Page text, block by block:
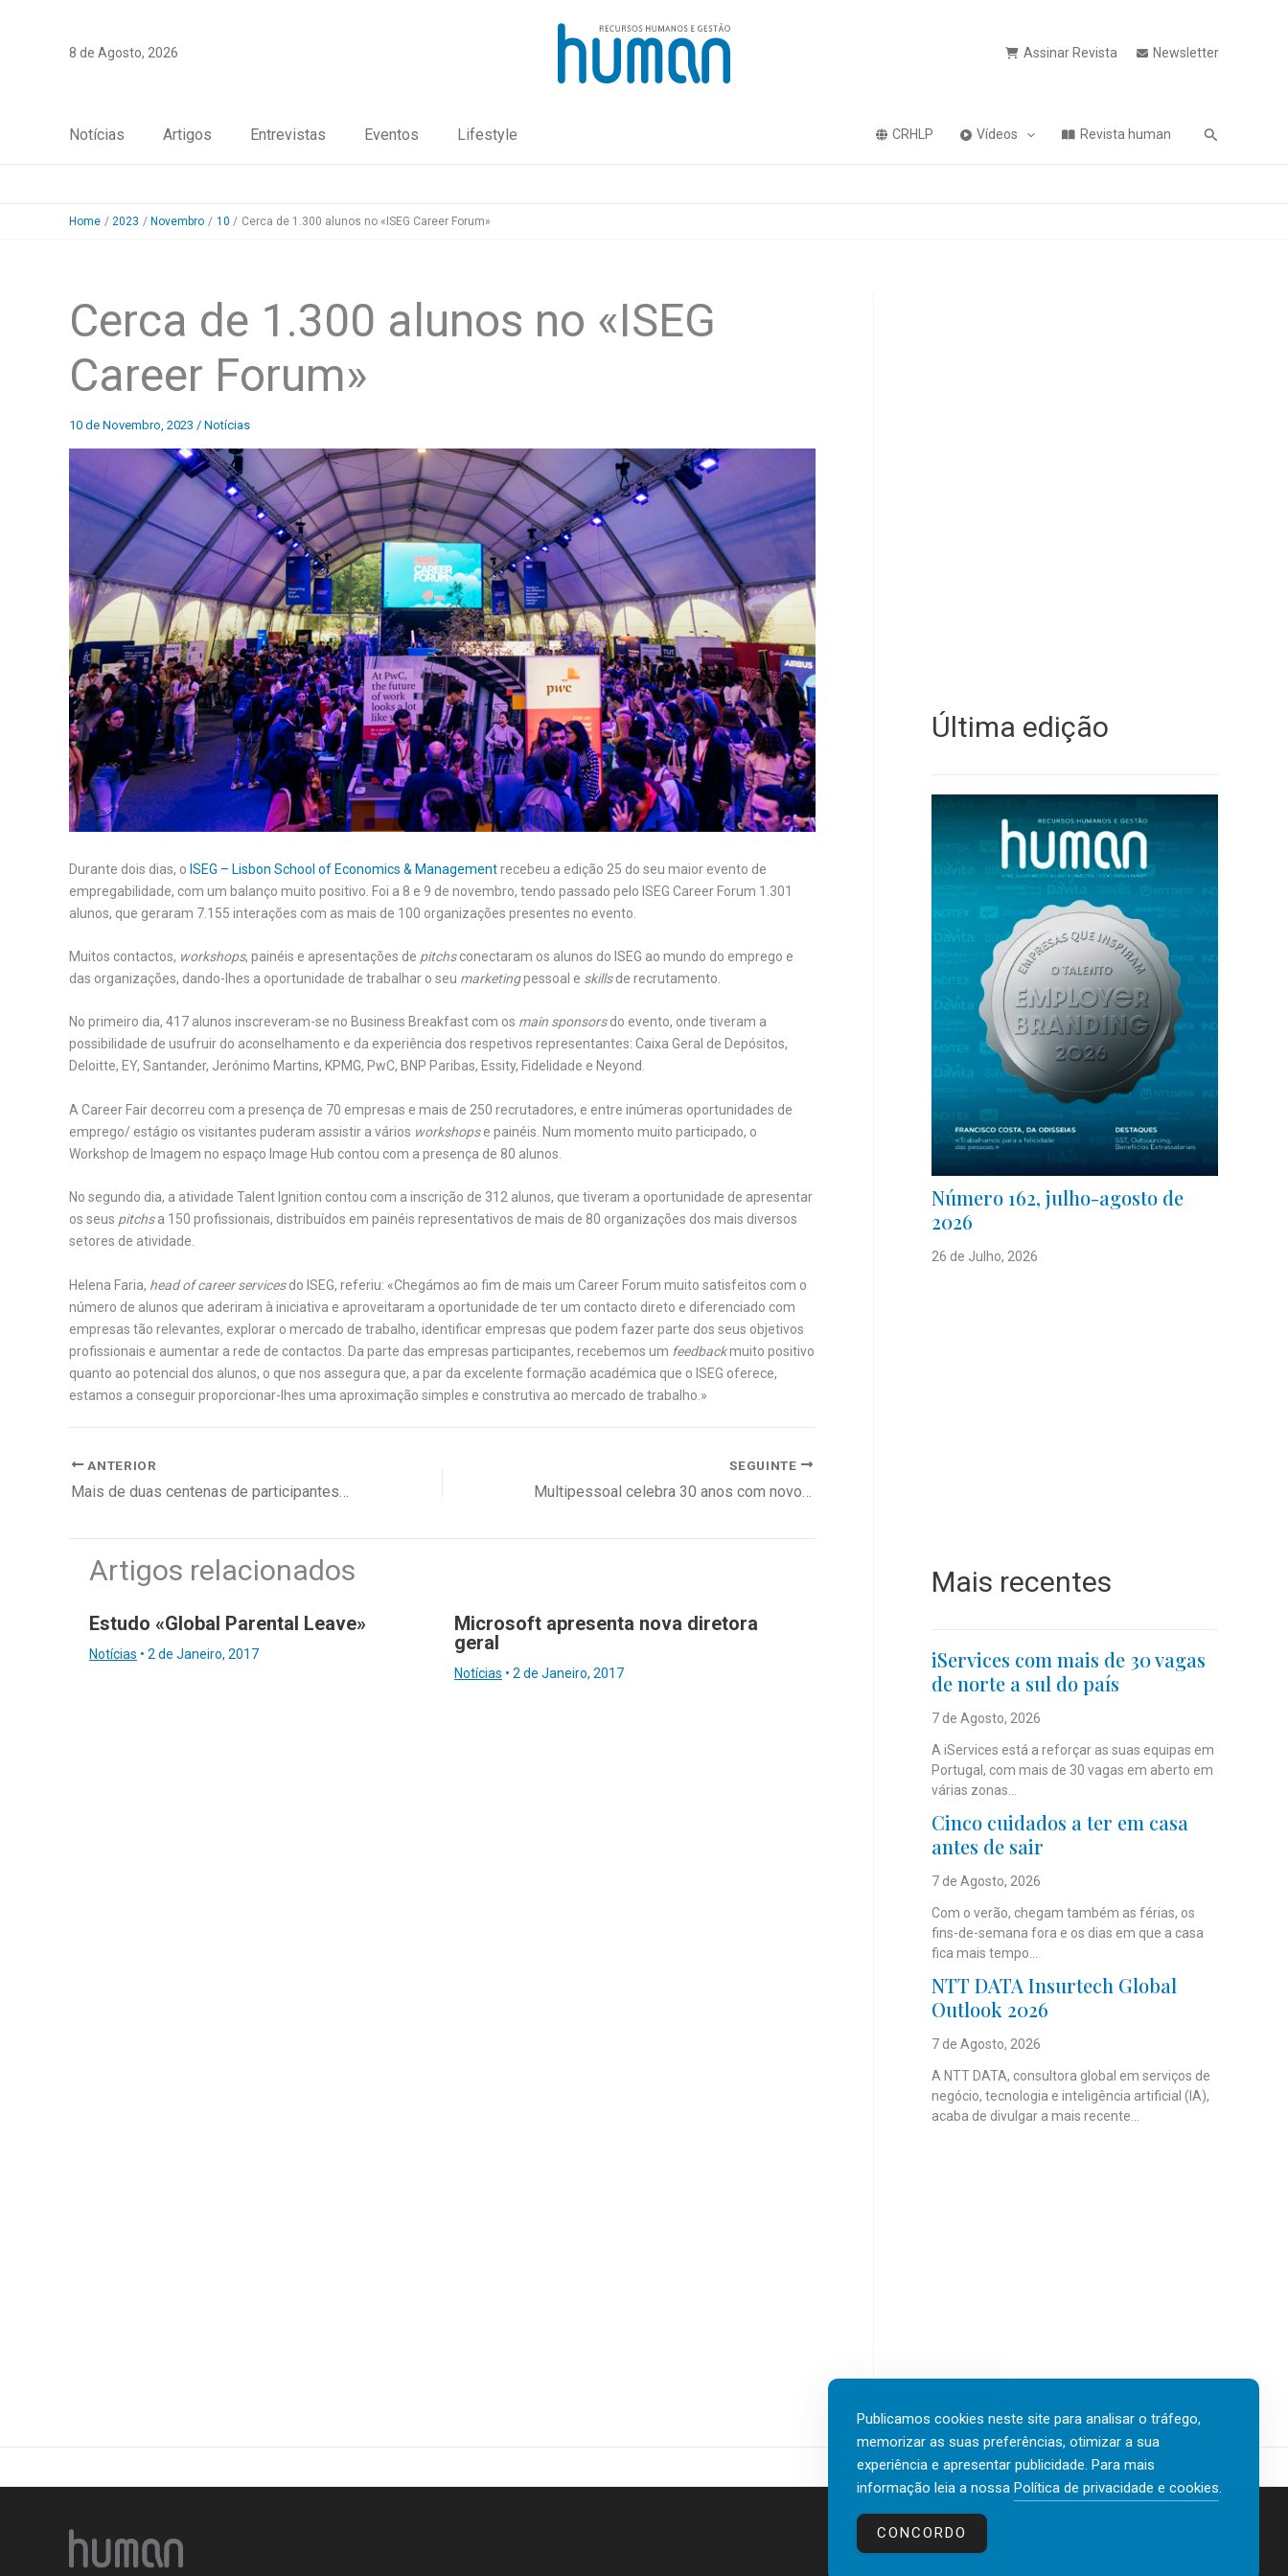
8 de Agosto, 2026 Assinar Revista Newsletter
Notícias Artigos Entrevistas Eventos Lifestyle CRHLP Vídeos Revista human Pesquisa
Home 2023 Novembro 10 Cerca de 1.300 alunos no «ISEG Career Forum»
Cerca de 1.300 alunos no «ISEG
Career Forum»
10 de Novembro, 2023 / Notícias
Durante dois dias, o ISEG – Lisbon School of Economics & Managementrecebeu a edição 25 do seu maior evento de
empregabilidade, com um balanço muito positivo. Foi a 8 e 9 de novembro, tendo passado pelo ISEG Career Forum 1.301
alunos, que geraram 7.155 interações com as mais de 100 organizações presentes no evento.
Muitos contactos, workshops, painéis e apresentações de pitchsconectaram os alunos do ISEG ao mundo do emprego e
das organizações, dando-lhes a oportunidade de trabalhar o seu marketingpessoal e skillsde recrutamento.
No primeiro dia, 417 alunos inscreveram-se no Business Breakfast com os main sponsorsdo evento, onde tiveram a
possibilidade de usufruir do aconselhamento e da experiência dos respetivos representantes: Caixa Geral de Depósitos,
Deloitte, EY, Santander, Jerónimo Martins, KPMG, PwC, BNP Paribas, Essity, Fidelidade e Neyond.
A Career Fair decorreu com a presença de 70 empresas e mais de 250 recrutadores, e entre inúmeras oportunidades de
emprego/ estágio os visitantes puderam assistir a vários workshopse painéis. Num momento muito participado, o
Workshop de Imagem no espaço Image Hub contou com a presença de 80 alunos.
No segundo dia, a atividade Talent Ignition contou com a inscrição de 312 alunos, que tiveram a oportunidade de apresentar
os seus pitchsa 150 profissionais, distribuídos em painéis representativos de mais de 80 organizações dos mais diversos
setores de atividade.
Helena Faria, head of career servicesdo ISEG, referiu: «Chegámos ao fim de mais um Career Forum muito satisfeitos com o
número de alunos que aderiram à iniciativa e aproveitaram a oportunidade de ter um contacto direto e diferenciado com
empresas tão relevantes, explorar o mercado de trabalho, identificar empresas que podem fazer parte dos seus objetivos
profissionais e aumentar a rede de contactos. Da parte das empresas participantes, recebemos um feedbackmuito positivo
quanto ao potencial dos alunos, o que nos assegura que, a par da excelente formação académica que o ISEG oferece,
estamos a conseguir proporcionar-lhes uma aproximação simples e construtiva ao mercado de trabalho.»
ANTERIOR
Mais de duas centenas de participantes na «Conferência Human»
SEGUINTE
Multipessoal celebra 30 anos com novo benefício para colaboradores
Artigos relacionados
Estudo «Global Parental Leave»
Notícias • 2 de Janeiro, 2017
Microsoft apresenta nova diretora
geral
Notícias • 2 de Janeiro, 2017
Última edição
Número 162, julho-agosto de
2026
26 de Julho, 2026
Mais recentes
iServices com mais de 30 vagas
de norte a sul do país
7 de Agosto, 2026
A iServices está a reforçar as suas equipas em
Portugal, com mais de 30 vagas em aberto em
várias zonas...
Cinco cuidados a ter em casa
antes de sair
7 de Agosto, 2026
Com o verão, chegam também as férias, os
fins-de-semana fora e os dias em que a casa
fica mais tempo...
NTT DATA Insurtech Global
Outlook 2026
7 de Agosto, 2026
A NTT DATA, consultora global em serviços de
negócio, tecnologia e inteligência artificial (IA),
acaba de divulgar a mais recente...
Contactos
Publicamos cookies neste site para analisar o tráfego,
memorizar as suas preferências, otimizar a sua
experiência e apresentar publicidade. Para mais
informação leia a nossa Política de privacidade e cookies.
CONCORDO